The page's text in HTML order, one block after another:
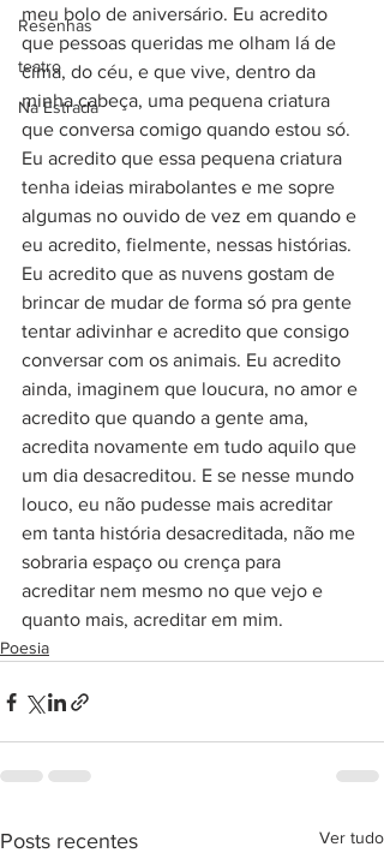
Resenhas
teatro
Na Estrada
meu bolo de aniversário. Eu acredito
que pessoas queridas me olham lá de
cima, do céu, e que vive, dentro da
minha cabeça, uma pequena criatura
que conversa comigo quando estou só.
Eu acredito que essa pequena criatura
tenha ideias mirabolantes e me sopre
algumas no ouvido de vez em quando e
eu acredito, fielmente, nessas histórias.
Eu acredito que as nuvens gostam de
brincar de mudar de forma só pra gente
tentar adivinhar e acredito que consigo
conversar com os animais. Eu acredito
ainda, imaginem que loucura, no amor e
acredito que quando a gente ama,
acredita novamente em tudo aquilo que
um dia desacreditou. E se nesse mundo
louco, eu não pudesse mais acreditar
em tanta história desacreditada, não me
sobraria espaço ou crença para
acreditar nem mesmo no que vejo e
quanto mais, acreditar em mim.
Poesia
Posts recentes Ver tudo